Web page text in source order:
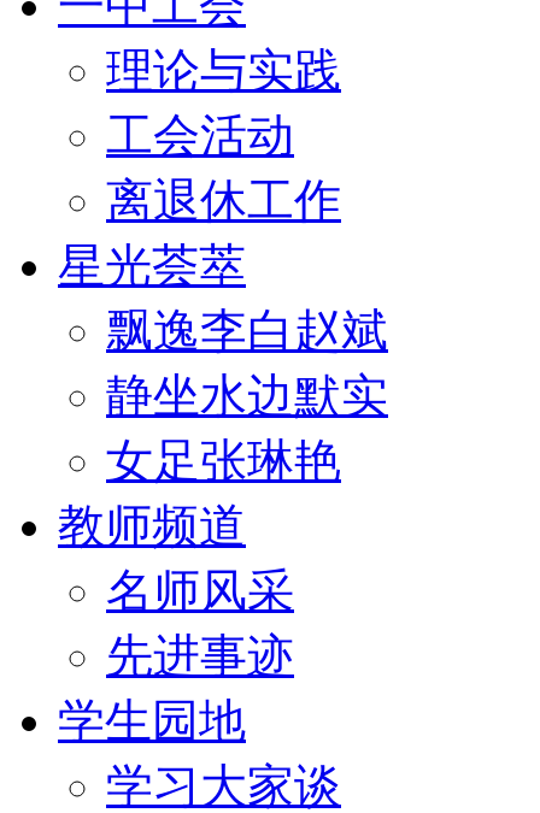
理论与实践
工会活动
离退休工作
星光荟萃
飘逸李白赵斌
静坐水边默实
女足张琳艳
教师频道
名师风采
先进事迹
学生园地
学习大家谈